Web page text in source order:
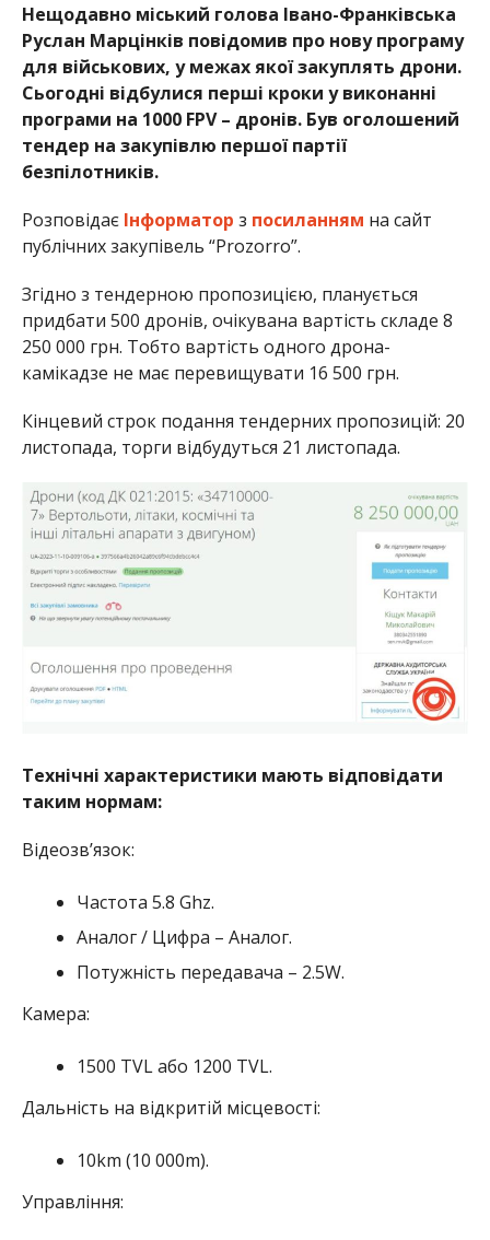
Нещодавно міський голова Івано-Франківська
Руслан Марцінків повідомив про нову програму
для військових, у межах якої закуплять дрони.
Сьогодні відбулися перші кроки у виконанні
програми на 1000 FPV – дронів. Був оголошений
тендер на закупівлю першої партії
безпілотників.
Розповідає Інформатор з посиланням на сайт
публічних закупівель “Prozorro”.
Згідно з тендерною пропозицією, планується
придбати 500 дронів, очікувана вартість складе 8
250 000 грн. Тобто вартість одного дрона-
камікадзе не має перевищувати 16 500 грн.
Кінцевий строк подання тендерних пропозицій: 20
листопада, торги відбудуться 21 листопада.
Технічні характеристики мають відповідати
таким нормам:
Відеозв’язок:
Частота 5.8 Ghz.
Аналог / Цифра – Аналог.
Потужність передавача – 2.5W.
Камера:
1500 TVL або 1200 TVL.
Дальність на відкритій місцевості:
10km (10 000m).
Управління: